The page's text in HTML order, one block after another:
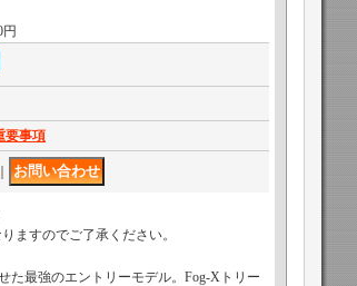
円
要事項
ますのでご了承ください。
た最強のエントリーモデル。Fog-Xトリー